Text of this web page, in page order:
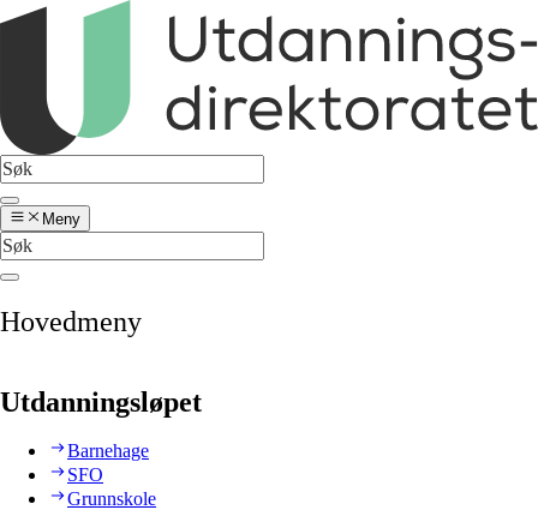
Meny
Hovedmeny
Utdanningsløpet
Barnehage
SFO
Grunnskole